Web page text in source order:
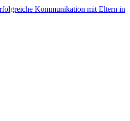
Kommunikation mit Eltern in